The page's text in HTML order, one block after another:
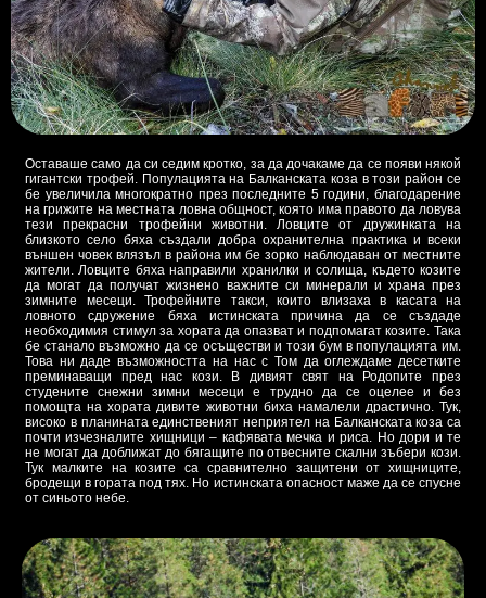
Оставаше само да си седим кротко, за да дочакаме да се появи някой
гигантски трофей. Популацията на Балканската коза в този район се
бе увеличила многократно през последните 5 години, благодарение
на грижите на местната ловна общност, която има правото да ловува
тези прекрасни трофейни животни. Ловците от дружинката на
близкото село бяха създали добра охранителна практика и всеки
външен човек влязъл в района им бе зорко наблюдаван от местните
жители. Ловците бяха направили хранилки и солища, където козите
да могат да получат жизнено важните си минерали и храна през
зимните месеци. Трофейните такси, които влизаха в касата на
ловното сдружение бяха истинската причина да се създаде
необходимия стимул за хората да опазват и подпомагат козите. Така
бе станало възможно да се осъществи и този бум в популацията им.
Това ни даде възможността на нас с Том да оглеждаме десетките
преминаващи пред нас кози. В дивият свят на Родопите през
студените снежни зимни месеци е трудно да се оцелее и без
помощта на хората дивите животни биха намалели драстично. Тук,
високо в планината единственият неприятел на Балканската коза са
почти изчезналите хищници – кафявата мечка и риса. Но дори и те
не могат да доближат до бягащите по отвесните скални зъбери кози.
Тук малките на козите са сравнително защитени от хищниците,
бродещи в гората под тях. Но истинската опасност маже да се спусне
от синьото небе.